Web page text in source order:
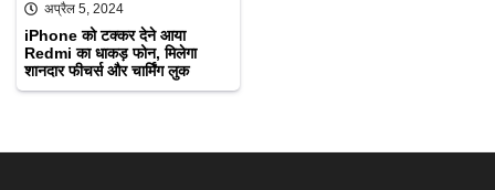
अप्रैल 5, 2024
iPhone को टक्कर देने आया
Redmi का धाकड़ फोन, मिलेगा
शानदार फीचर्स और चार्मिंग लुक